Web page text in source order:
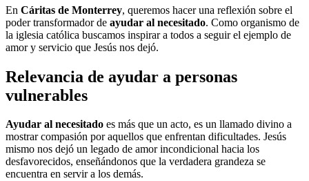
En Cáritas de Monterrey, queremos hacer una reflexión sobre el
poder transformador de ayudar al necesitado. Como organismo de
la iglesia católica buscamos inspirar a todos a seguir el ejemplo de
amor y servicio que Jesús nos dejó.
Relevancia de ayudar a personas
vulnerables
Ayudar al necesitado es más que un acto, es un llamado divino a
mostrar compasión por aquellos que enfrentan dificultades. Jesús
mismo nos dejó un legado de amor incondicional hacia los
desfavorecidos, enseñándonos que la verdadera grandeza se
encuentra en servir a los demás.